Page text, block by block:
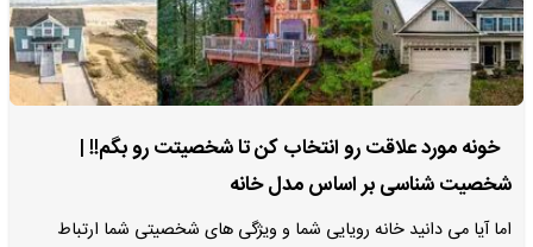
خونه مورد علاقت رو انتخاب کن تا شخصیتت رو بگم!! |
شخصیت شناسی بر اساس مدل خانه
اما آیا می دانید خانه رویایی شما و ویژگی های شخصیتی شما ارتباط